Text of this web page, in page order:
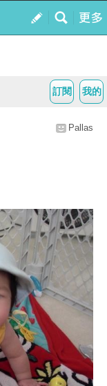
我的
訂閱
Pallas